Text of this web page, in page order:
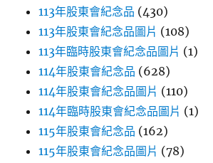
113年股東會紀念品 (430)
113年股東會紀念品圖片 (108)
113年臨時股東會紀念品圖片 (1)
114年股東會紀念品 (628)
114年股東會紀念品圖片 (110)
114年臨時股東會紀念品圖片 (1)
115年股東會紀念品 (162)
115年股東會紀念品圖片 (78)